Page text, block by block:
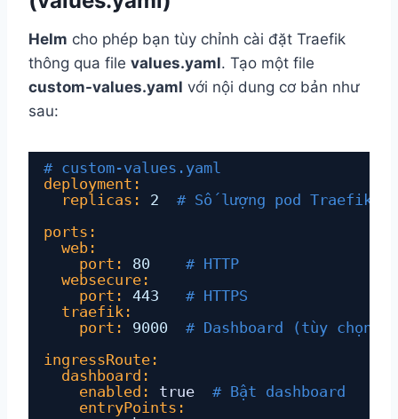
Helm cho phép bạn tùy chỉnh cài đặt Traefik
thông qua file values.yaml. Tạo một file
custom-values.yaml với nội dung cơ bản như
sau:
# custom-values.yaml
deployment:
replicas:
2 # Số lượng pod Traefik
ports:
web:
port:
80 # HTTP
websecure:
port:
443 # HTTPS
traefik:
port:
9000 # Dashboard (tùy chọn)
ingressRoute:
dashboard:
enabled:
true
# Bật dashboard
entryPoints: